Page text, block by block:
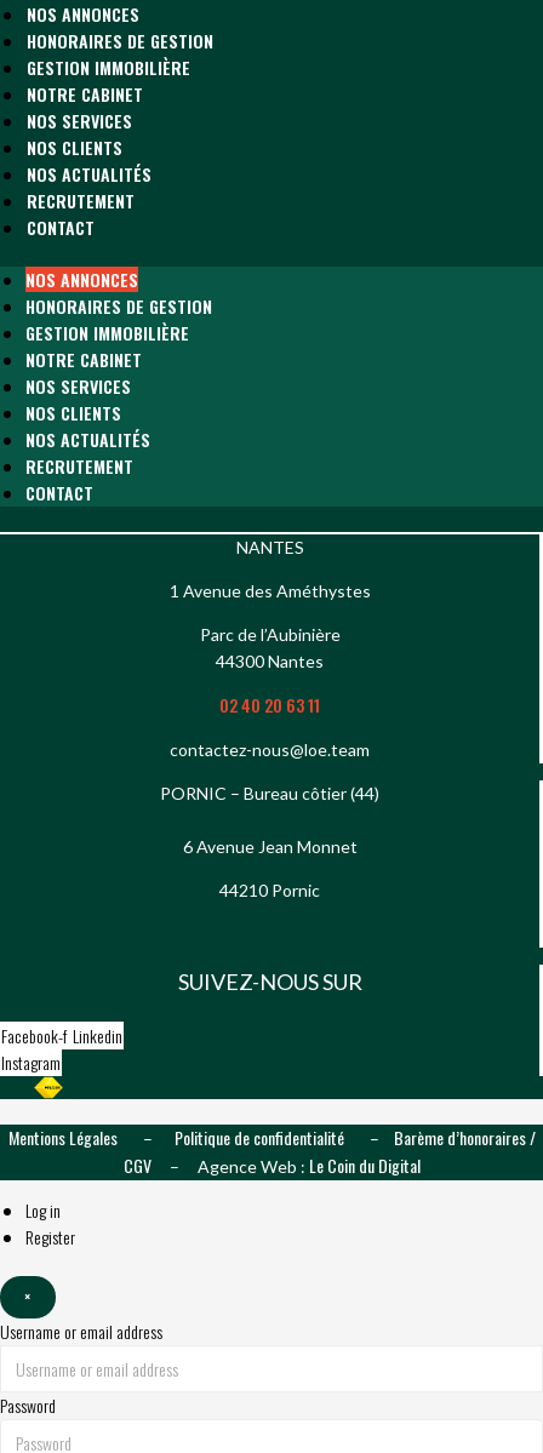
NOS ANNONCES
HONORAIRES DE GESTION
GESTION IMMOBILIÈRE
NOTRE CABINET
NOS SERVICES
NOS CLIENTS
NOS ACTUALITÉS
RECRUTEMENT
CONTACT
NOS ANNONCES
HONORAIRES DE GESTION
GESTION IMMOBILIÈRE
NOTRE CABINET
NOS SERVICES
NOS CLIENTS
NOS ACTUALITÉS
RECRUTEMENT
CONTACT
NANTES
1 Avenue des Améthystes
Parc de l’Aubinière
44300 Nantes
02 40 20 63 11
contactez-nous@loe.team
PORNIC – Bureau côtier (44)
6 Avenue Jean Monnet
44210 Pornic
SUIVEZ-NOUS SUR
Facebook-f Linkedin
Instagram
Mentions Légales– Politique de confidentialité– Barème d’honoraires /
CGV– Agence Web : Le Coin du Digital
Log in
Register
×
Username or email address
Password